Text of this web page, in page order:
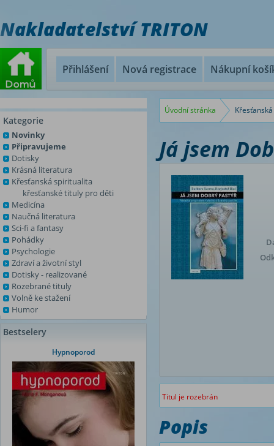
Nakladatelství TRITON
Přihlášení Nová registrace Nákupní
Kategorie
Novinky
Připravujeme
Dotisky
Krásná literatura
Křesťanská spiritualita
křesťanské tituly pro děti
Medicína
Naučná literatura
Sci-fi a fantasy
Pohádky
Psychologie
Zdraví a životní styl
Dotisky - realizované
Rozebrané tituly
Volně ke stažení
Humor
Bestselery
Hypnoporod
Úvodní stránka
Já jsem
Titul je rozebrán
Popis